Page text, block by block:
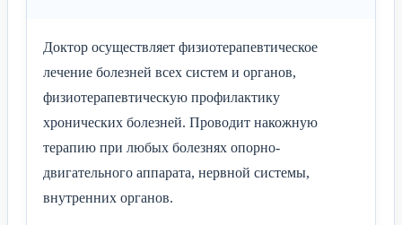
Доктор осуществляет физиотерапевтическое
лечение болезней всех систем и органов,
физиотерапевтическую профилактику
хронических болезней. Проводит накожную
терапию при любых болезнях опорно-
двигательного аппарата, нервной системы,
внутренних органов.